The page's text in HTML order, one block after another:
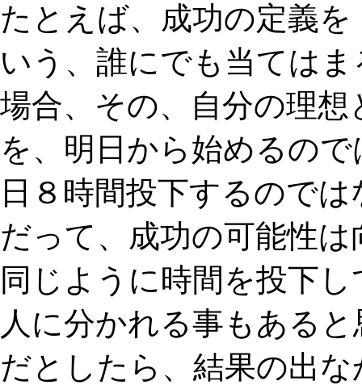
たとえば、成功の定義
いう、誰にでも当ては
場合、その、自分の理
を、明日から始めるの
日８時間投下するので
だって、成功の可能性
同じように時間を投下
人に分かれる事もある
だとしたら、結果の出